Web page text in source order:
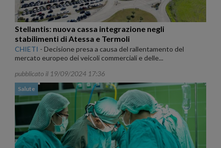
Stellantis: nuova cassa integrazione negli
stabilimenti di Atessa e Termoli
CHIETI - Decisione presa a causa del rallentamento del
mercato europeo dei veicoli commerciali e delle...
pubblicato il 19/09/2024 17:36
Salute